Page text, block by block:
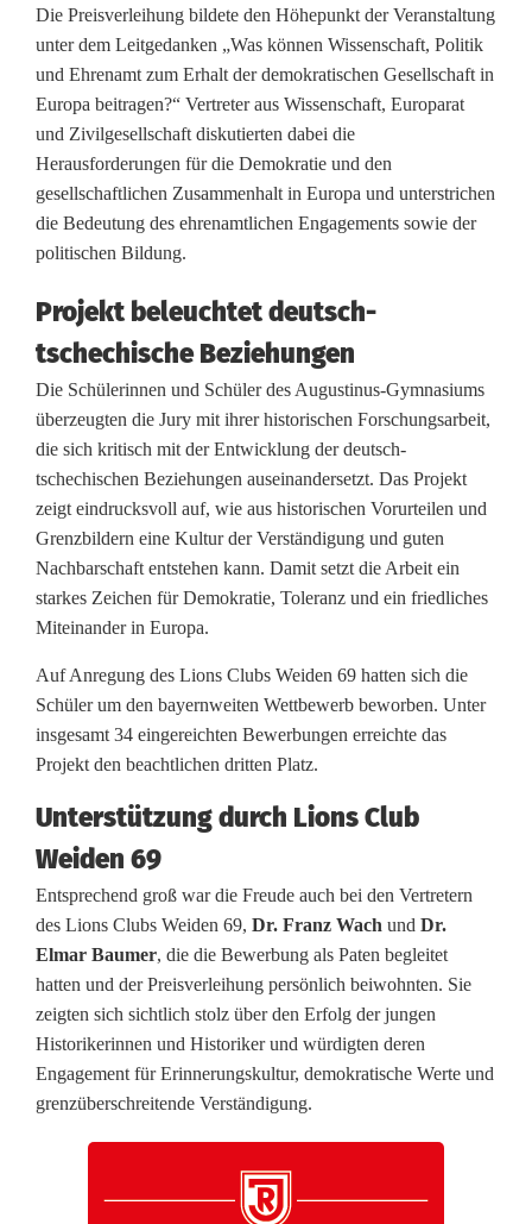
y
m
n
a
s
i
u
m
W
e
i
d
e
n
g
e
w
n
n
t
d
r
i
t
Die Preisverleihung bildete den Höhepunkt der Veranstaltung
unter dem Leitgedanken „Was können Wissenschaft, Politik
und Ehrenamt zum Erhalt der demokratischen Gesellschaft in
Europa beitragen?“ Vertreter aus Wissenschaft, Europarat
und Zivilgesellschaft diskutierten dabei die
Herausforderungen für die Demokratie und den
gesellschaftlichen Zusammenhalt in Europa und unterstrichen
die Bedeutung des ehrenamtlichen Engagements sowie der
politischen Bildung.
Projekt beleuchtet deutsch-
tschechische Beziehungen
Die Schülerinnen und Schüler des Augustinus-Gymnasiums
überzeugten die Jury mit ihrer historischen Forschungsarbeit,
die sich kritisch mit der Entwicklung der deutsch-
tschechischen Beziehungen auseinandersetzt. Das Projekt
zeigt eindrucksvoll auf, wie aus historischen Vorurteilen und
Grenzbildern eine Kultur der Verständigung und guten
Nachbarschaft entstehen kann. Damit setzt die Arbeit ein
starkes Zeichen für Demokratie, Toleranz und ein friedliches
Miteinander in Europa.
Auf Anregung des Lions Clubs Weiden 69 hatten sich die
Schüler um den bayernweiten Wettbewerb beworben. Unter
insgesamt 34 eingereichten Bewerbungen erreichte das
Projekt den beachtlichen dritten Platz.
Unterstützung durch Lions Club
Weiden 69
Entsprechend groß war die Freude auch bei den Vertretern
des Lions Clubs Weiden 69, Dr. Franz Wach und Dr.
Elmar Baumer, die die Bewerbung als Paten begleitet
hatten und der Preisverleihung persönlich beiwohnten. Sie
zeigten sich sichtlich stolz über den Erfolg der jungen
Historikerinnen und Historiker und würdigten deren
Engagement für Erinnerungskultur, demokratische Werte und
grenzüberschreitende Verständigung.